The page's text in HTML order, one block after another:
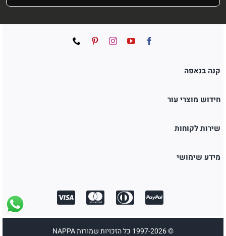
קנה בנאפה
חידוש מוצרי עור
שירות לקוחות
מידע שימושי
© 1997-2026 כל הזכויות שמורות NAPPA